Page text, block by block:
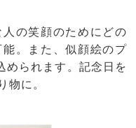
の笑顔のためにどの
。また、似顔絵のプ
められます。記念日を
物に。